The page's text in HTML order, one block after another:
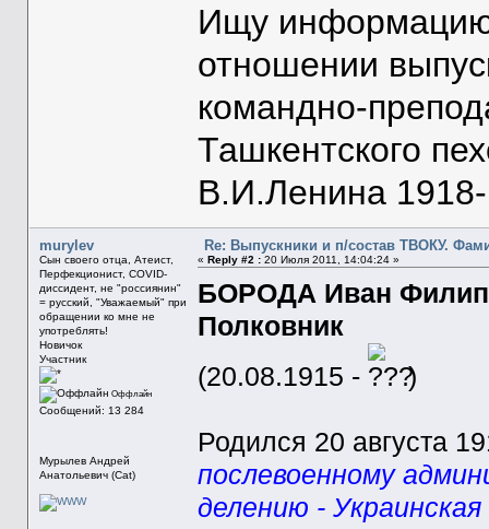
Ищу информацию
отношении
командно-
Ташкентского
В.И.Ленина 1918-
murylev
Сын своего отца, Атеист,
Перфекционист, COVID-
диссидент, не "россиянин"
= русский, "Уважаемый" при
обращении ко мне не
употреблять!
Новичок
Участник
Оффлайн
Сообщений: 13 284
Мурылев Андрей
Анатольевич (Cat)
Re: Выпускники и п/состав ТВОКУ.
« Reply #2 :20 Июля 2011, 14:04:24 »
БОРОДА Иван
Полковник
(20.08.1915 -
)
Родился 20 августа
послевоенному
делению -